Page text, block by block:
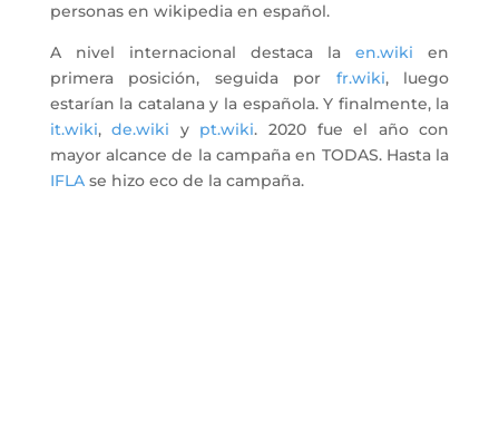
personas en wikipedia en español.
A nivel internacional destaca laen.wiki en
primera posición, seguida por fr.wiki, luego
estarían la catalana y la española. Y finalmente, la
it.wiki,de.wiki y pt.wiki. 2020 fue el año con
mayor alcance de la campaña en TODAS. Hasta la
IFLAse hizo eco de la campaña.